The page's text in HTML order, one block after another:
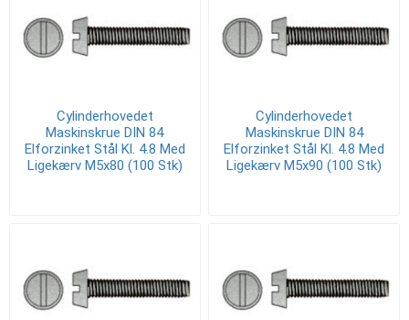
Cylinderhovedet
Maskinskrue DIN 84
Elforzinket Stål Kl. 4.8 Med
Ligekærv M5x80 (100 Stk)
Cylinderhovedet
Maskinskrue DIN 84
Elforzinket Stål Kl. 4.8 Med
Ligekærv M5x90 (100 Stk)